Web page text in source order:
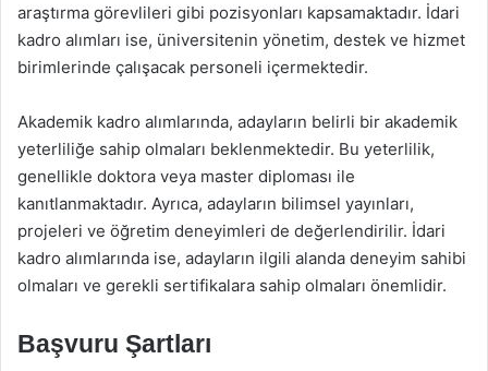
araştırma görevlileri gibi pozisyonları kapsamaktadır. İdari
kadro alımları ise, üniversitenin yönetim, destek ve hizmet
birimlerinde çalışacak personeli içermektedir.
Akademik kadro alımlarında, adayların belirli bir akademik
yeterliliğe sahip olmaları beklenmektedir. Bu yeterlilik,
genellikle doktora veya master diploması ile
kanıtlanmaktadır. Ayrıca, adayların bilimsel yayınları,
projeleri ve öğretim deneyimleri de değerlendirilir. İdari
kadro alımlarında ise, adayların ilgili alanda deneyim sahibi
olmaları ve gerekli sertifikalara sahip olmaları önemlidir.
Başvuru Şartları